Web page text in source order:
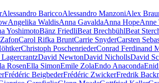
Alessandro BariccoAlessandro ManzoniAlex
Angelika WaldisAnna GavaldaAnna HopeAnne
YoshimotoBänz FriedliBeat BrechbühlBeat
Carol Rifka BruntCarrie SnyderCarsten
Christoph PoschenriederConrad Ferdinand
David NewtonDavid NichollsDavid
RosenElla SimonEmile ZolaEndo Anaconda
Frédéric BeigbederFrédéric ZwickerFredrik